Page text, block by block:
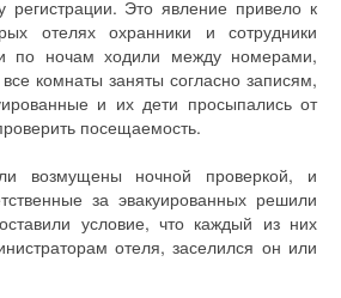
регистрации. Это явление привело к
отелях охранники и сотрудники
по ночам ходили между номерами,
комнаты заняты согласно записям,
и их дети просыпались от
посещаемость.
возмущены ночной проверкой, и
за эвакуированных решили
условие, что каждый из них
отеля, заселился он или